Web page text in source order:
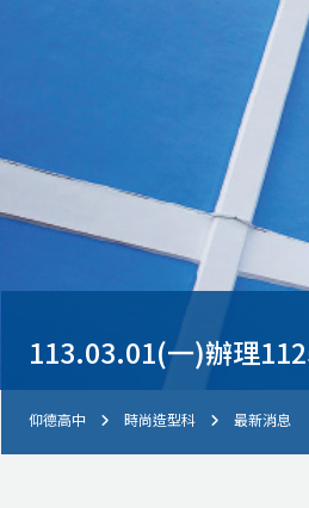
113.03.01(一)辦理
仰德高中 時尚造型科 最新消息